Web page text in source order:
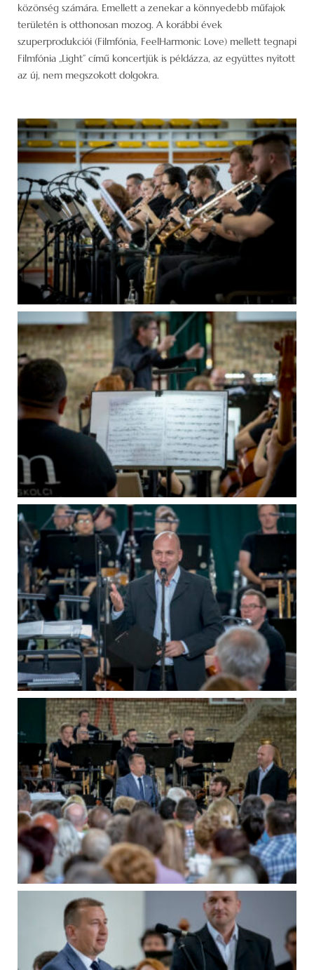
közönség számára. Emellett a zenekar a könnyedebb műfajok
területén is otthonosan mozog. A korábbi évek
szuperprodukciói (Filmfónia, FeelHarmonic Love) mellett tegnapi
Filmfónia „Light” című koncertjük is példázza, az együttes nyitott
az új, nem megszokott dolgokra.